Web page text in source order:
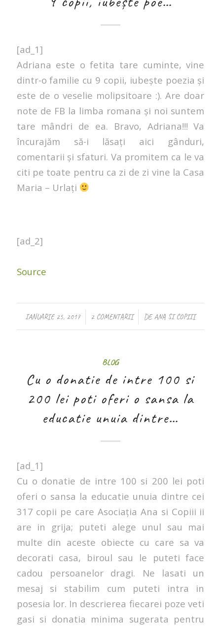
[ad_1]
Adriana este o fetita tare cuminte, vine
dintr-o familie cu 9 copii, iubește poezia și
este de o veselie molipsitoare :). Are doar
note de FB la limba romana și noi suntem
tare mândri de ea. Bravo, Adriana!!! Va
încurajăm să-i lăsați aici gânduri,
comentarii și sfaturi. Va promitem ca le va
citi pe toate pentru ca zi de zi vine la Casa
Maria – Urlați
[ad_2]
Source
IANUARIE 25, 2017
/ 2 COMENTARII
/ DE ANA SI COPIII
BLOG
Cu o donatie de intre 100 si
200 lei poti oferi o sansa la
educatie unuia dintre…
[ad_1]
Cu o donatie de intre 100 si 200 lei poti
oferi o sansa la educatie unuia dintre cei
317 copii pe care Asociația Ana si Copiii ii
are in grija; puteti alege unul sau mai
multe din aceste obiecte cu care sa va
decorati casa, biroul sau le puteti face
cadou persoanelor dragi. Ne lasati un
mesaj si stabilim cum puteti intra in
posesia lor. In descrierea fiecarei poze veti
gasi si donatia minima sugerata pentru